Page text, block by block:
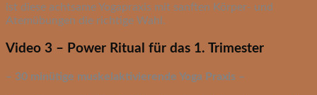
ist diese achtsame Yogapraxis mit sanften Körper- und
Atemübungen die richtige Wahl.
Video 3 – Power Ritual für das 1. Trimester
– 30 minütige muskelaktivierende Yoga Praxis –